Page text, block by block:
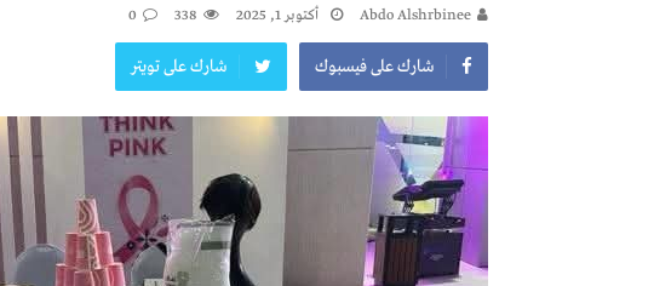
Abdo Alshrbinee أكتوبر 1, 2025 338
0
شارك على فيسبوك شارك على تويتر